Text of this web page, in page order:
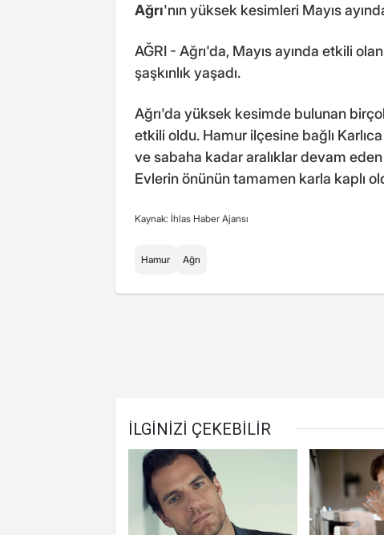
Ağrı'nın yüksek kesimleri Mayıs
AĞRI - Ağrı'da, Mayıs ayında etkili
şaşkınlık yaşadı.
Ağrı'da yüksek kesimde bulunan
etkili oldu. Hamur ilçesine bağlı
ve sabaha kadar aralıklar devam
Evlerin önünün tamamen karla kaplı
Kaynak: İhlas Haber Ajansı
Hamur Ağrı